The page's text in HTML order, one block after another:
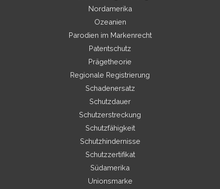
Nordamerika
Ozeanien
Parodien im Markenrecht
Patentschutz
Prägetheorie
Regionale Registrierung
Schadenersatz
Schutzdauer
Schutzerstreckung
Schutzfähigkeit
Schutzhindernisse
Schutzzertifikat
Südamerika
Unionsmarke